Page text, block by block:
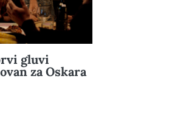
gluvi
za Oskara